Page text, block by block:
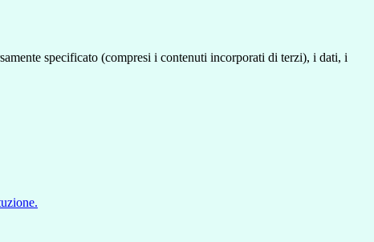
specificato (compresi i contenuti incorporati di terzi), i dati, i